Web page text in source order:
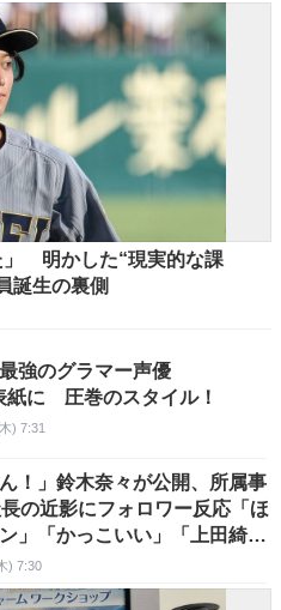
」 明かした“現実的な課
誕生の裏側
強のグラマー声優
紙に 圧巻のスタイル！
) 7:31
ん！」鈴木奈々が公開、所属事
の近影にフォロワー反応「ほ
」「かっこいい」「上田綺
) 7:30